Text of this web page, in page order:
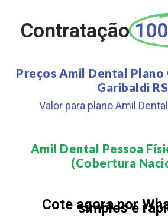
Contratação
Preços Amil Dental
Garibaldi RS
Valor para plano Amil
Amil Dental Pessoa
(Cobertura
Cote agora por
simples e